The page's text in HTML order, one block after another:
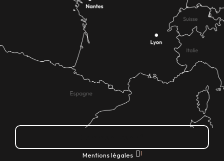
Mentions légales |